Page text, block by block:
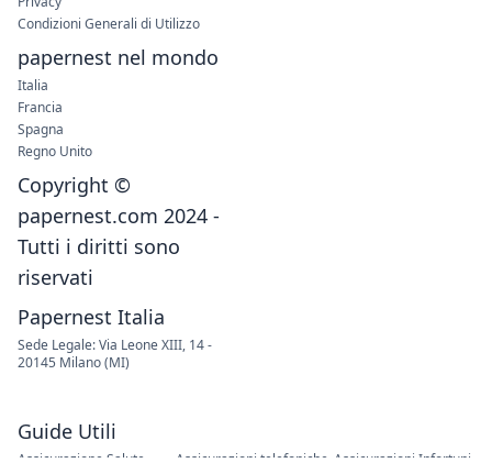
Guide Utili
Assicurazione Salute Assicurazioni telefoniche Assicurazioni Infortuni
Condizioni Generali di Utilizzo
papernest nel mondo
Italia
Francia
Spagna
Regno Unito
Copyright ©
papernest.com 2024 -
Tutti i diritti sono
riservati
Papernest Italia
Sede Legale: Via Leone XIII, 14 -
20145 Milano (MI)